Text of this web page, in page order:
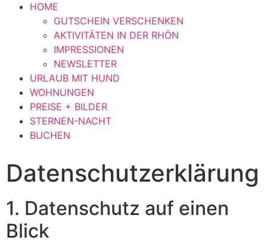
HOME
GUTSCHEIN VERSCHENKEN
AKTIVITÄTEN IN DER RHÖN
IMPRESSIONEN
NEWSLETTER
URLAUB MIT HUND
WOHNUNGEN
PREISE + BILDER
STERNEN-NACHT
BUCHEN
Datenschutz­erklärung
1. Datenschutz auf einen
Blick